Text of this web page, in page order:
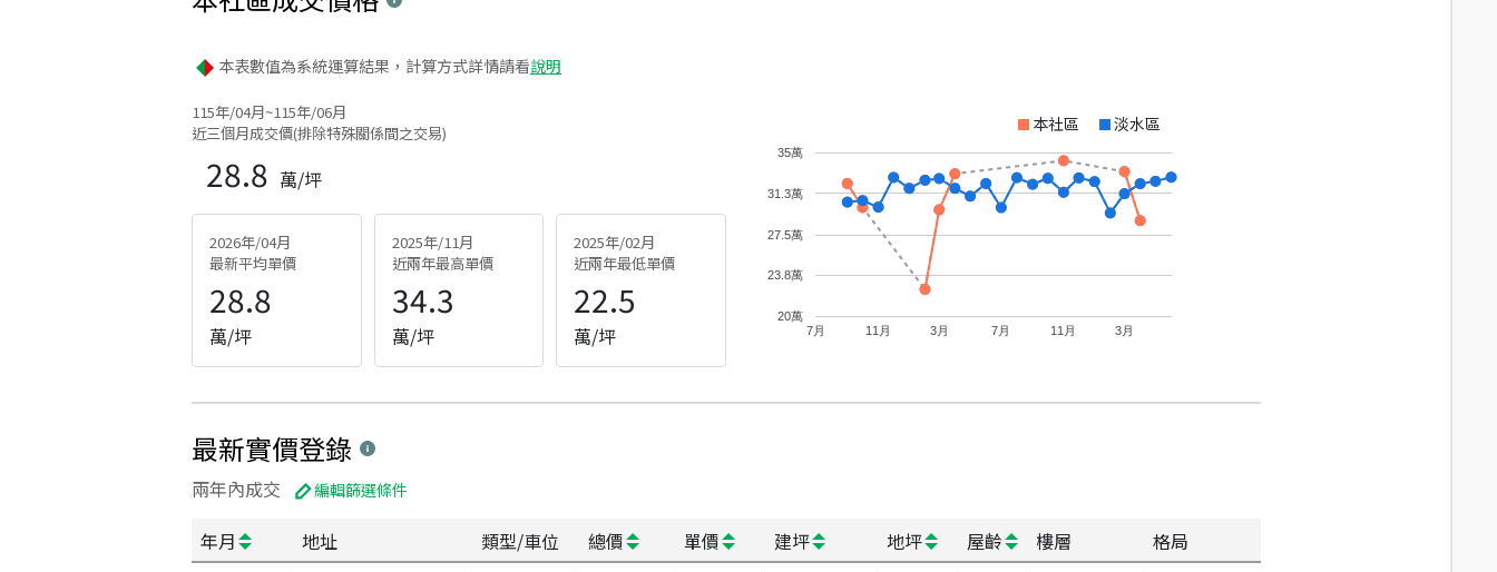
本表數值為系統運算結果，計算方式詳情請看說明
115年/04月~115年/06月
近三個月成交價(排除特殊關係間之交易)
28.8 萬/坪
2026年/04月
最新平均單價
28.8
萬/坪
2025年/11月
近兩年最高單價
34.3
萬/坪
2025年/02月
近兩年最低單價
22.5
萬/坪
本社區 淡水區
7月 11月 3月 7月 11月 3月
20萬
23.8萬
27.5萬
31.3萬
35萬
最新實價登錄
兩年內成交 編輯篩選條件
年月 地址 類型/車位 總價 單價 建坪 地坪 屋齡 樓層 格局